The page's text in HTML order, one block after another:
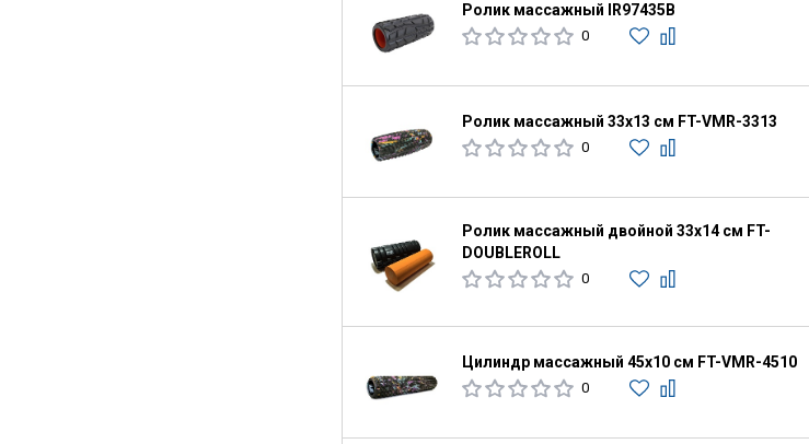
Ролик массажный IR97435B
0
Ролик массажный 33х13 см FT-VMR-3313
0
Ролик массажный двойной 33x14 см FT-
DOUBLEROLL
0
Цилиндр массажный 45х10 см FT-VMR-4510
0